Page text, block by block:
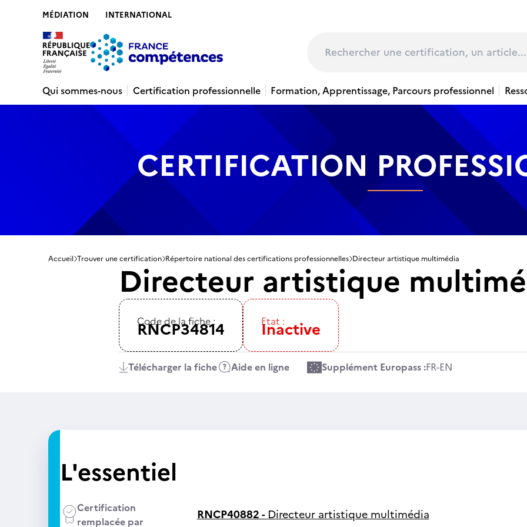
MÉDIATION INTERNATIONAL
Qui sommes-nous Certification professionnelle Formation, Apprentissage, Parcours professionnel
CERTIFICATION
Accueil Trouver une certification Répertoire national des certifications professionnelles Directeur artistique multimédia
Directeur artistique
Code de la fiche :
RNCP34814 Etat :
Inactive
Télécharger la fiche Aide en ligne Supplément Europass :FR-EN
L'essentiel
Certification
remplacée par
RNCP40882 - Directeur artistique multimédia